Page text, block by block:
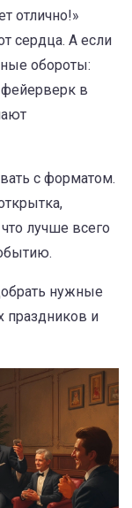
отлично!»
сердца. А если
обороты:
в
с форматом.
лучше всего
нужные
праздников и